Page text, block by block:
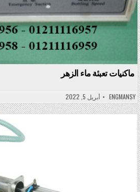
ماكنيات تعبئة ماء الزهر
ENGMANSY أبريل 5, 2022